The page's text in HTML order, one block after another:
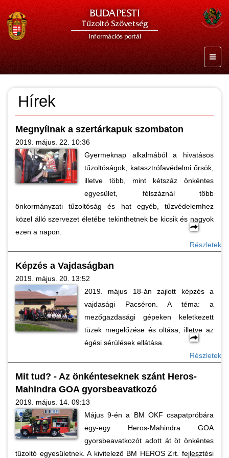
BUDAPESTI
Tűzoltó Szövetség
Információs portál
Hírek
Megnyílnak a szertárkapuk szombaton
2019. május. 22. 10:36
Gyermeknap alkalmából a hivatásos
tűzoltóságok, katasztrófavédelmi őrsök,
illetve több, mint kétszáz önkéntes
egyesület, félszáznál több
önkormányzati tűzoltóság és hat egyéb, tűzvédelemhez
közel álló szervezet életébe tekinthetnek be kicsik és nagyok
ezen a napon.
Részletek
Képzés a Vajdaságban
2019. május. 20. 13:52
2019. május 18-án zajlott képzés a
vajdasági Pacséron. A téma: a
mezőgazdasági gépeken keletkezett
tüzek megelőzése és oltása, illetve az
égési sérülések ellátása.
Részletek
Mit tud? - Az önkénteseknek szánt Heros-
Mahindra GOA gyorsbeavatkozó
2019. május. 14. 09:13
Május 9-én a BM OKF csapatpróbára
egy-egy Heros-Mahindra GOA
gyorsbeavatkozót adott át öt önkéntes
tűzoltó egyesületnek. A kivitelező BM HEROS Zrt. fejlesztési